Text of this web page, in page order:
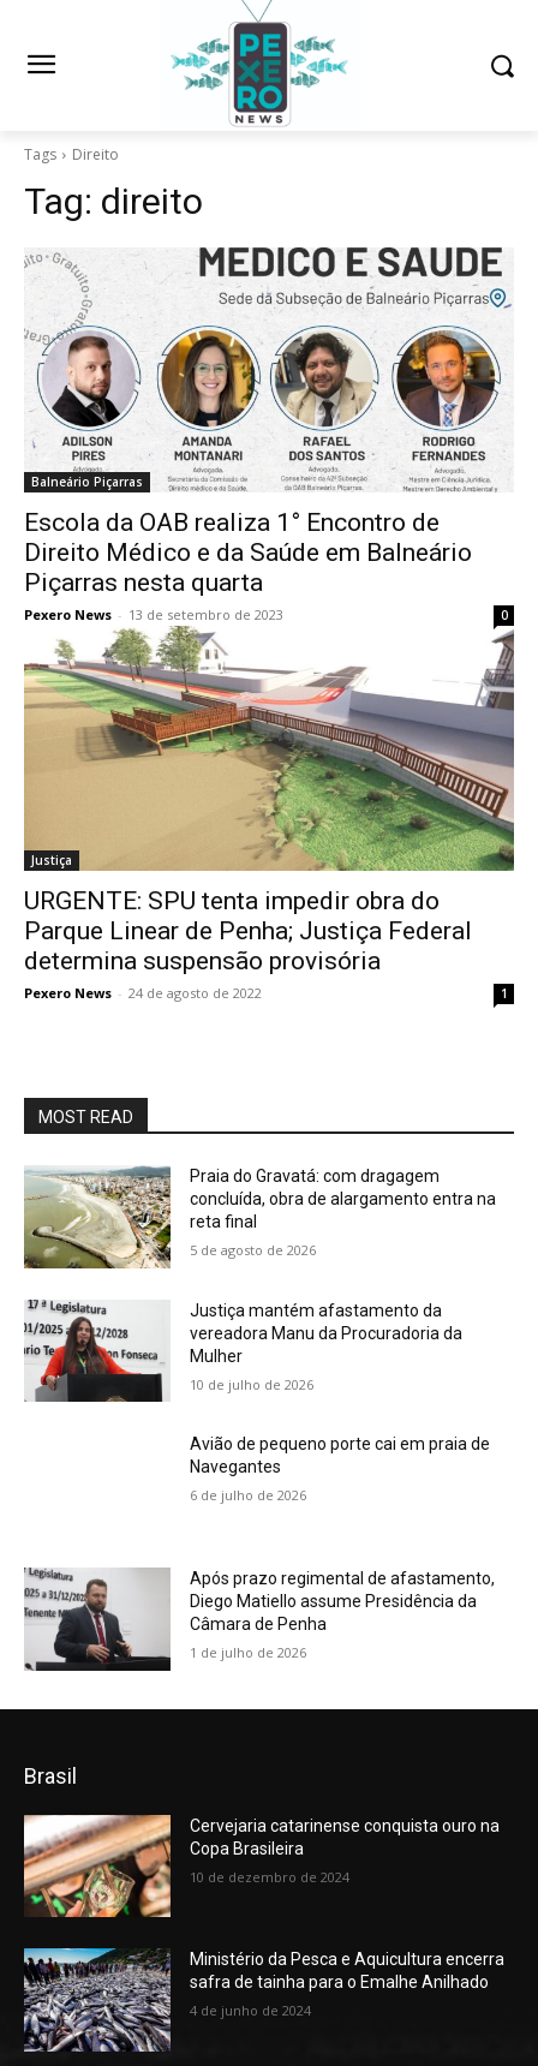
Tags Direito
Tag: direito
Balneário Piçarras
Escola da OAB realiza 1° Encontro de
Direito Médico e da Saúde em Balneário
Piçarras nesta quarta
Pexero News - 13 de setembro de 2023 0
Justiça
URGENTE: SPU tenta impedir obra do
Parque Linear de Penha; Justiça Federal
determina suspensão provisória
Pexero News - 24 de agosto de 2022 1
MOST READ
Praia do Gravatá: com dragagem
concluída, obra de alargamento entra na
reta final
5 de agosto de 2026
Justiça mantém afastamento da
vereadora Manu da Procuradoria da
Mulher
10 de julho de 2026
Avião de pequeno porte cai em praia de
Navegantes
6 de julho de 2026
Após prazo regimental de afastamento,
Diego Matiello assume Presidência da
Câmara de Penha
1 de julho de 2026
Brasil
Cervejaria catarinense conquista ouro na
Copa Brasileira
10 de dezembro de 2024
Ministério da Pesca e Aquicultura encerra
safra de tainha para o Emalhe Anilhado
4 de junho de 2024